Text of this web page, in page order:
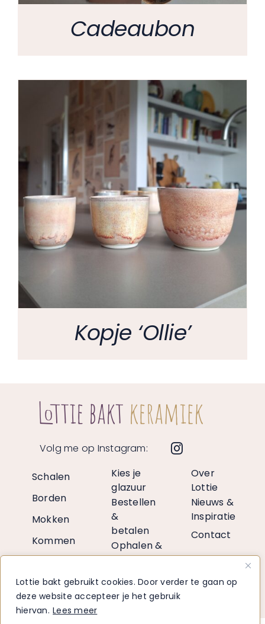
Lottie bakt gebruikt cookies. Door verder te gaan op
deze website accepteer je het gebruik
hiervan. Lees meer
Cadeaubon
Kopje ‘Ollie’
Volg me op Instagram:
Schalen
Borden
Mokken
Kommen
Decoratie
Kies je
glazuur
Bestellen
&
betalen
Ophalen &
verzenden
Retourneren
Voor
Over
Lottie
Nieuws &
Inspiratie
Contact